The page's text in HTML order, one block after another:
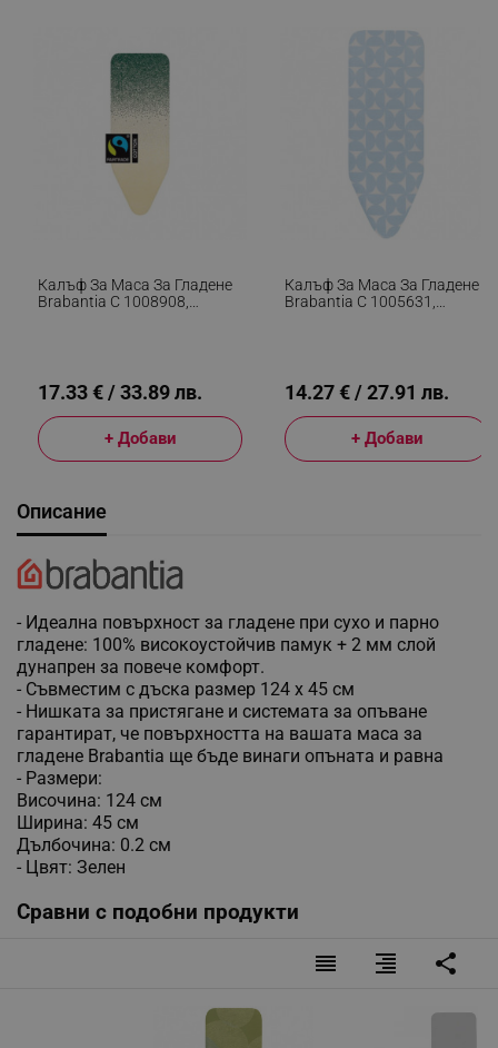
Калъф За Маса За Гладене
Brabantia C 1008908,
17.33 € / 33.89 лв.
+ Добави
Калъф За Маса За Гладене
Brabantia C 1005631,
14.27 € / 27.91 лв.
+ Добави
Описание
- Идеална повърхност за гладене при сухо и парно
гладене: 100% високоустойчив памук + 2 мм слой
дунапрен за повече комфорт.
- Съвместим с дъска размер 124 x 45 см
- Нишката за пристягане и системата за опъване
гарантират, че повърхността на вашата маса за
гладене Brabantia ще бъде винаги опъната и равна
- Размери:
Височина: 124 см
Ширина: 45 см
Дълбочина: 0.2 см
- Цвят: Зелен
Сравни с подобни продукти
reorder format_align_right share